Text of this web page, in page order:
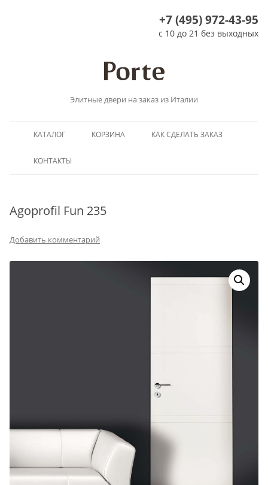
+7 (495) 972-43-95
с 10 до 21 без выходных
Элитные двери на заказ из Италии
КАТАЛОГ КОРЗИНА КАК СДЕЛАТЬ ЗАКАЗ
КОНТАКТЫ
Agoprofil Fun 235
Добавить комментарий